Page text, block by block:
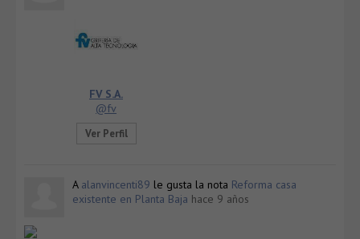
FV S.A.
@fv
Ver Perfil
A alanvincenti89 le gusta la nota Reforma casa
existente en Planta Baja hace 9 años